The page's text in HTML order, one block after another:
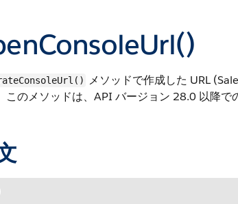
メソッドで作成した URL
このメソッドは、API バージョン 28.0 以降で